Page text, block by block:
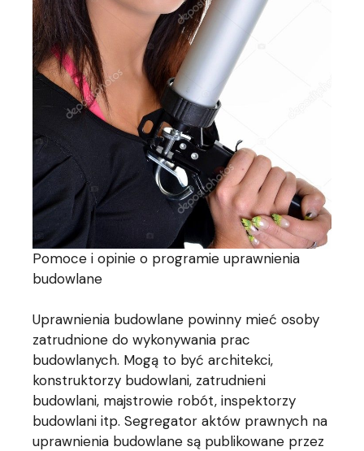
Pomoce i opinie o programie uprawnienia
budowlane
Uprawnienia budowlane powinny mieć osoby
zatrudnione do wykonywania prac
budowlanych. Mogą to być architekci,
konstruktorzy budowlani, zatrudnieni
budowlani, majstrowie robót, inspektorzy
budowlani itp. Segregator aktów prawnych na
uprawnienia budowlane są publikowane przez